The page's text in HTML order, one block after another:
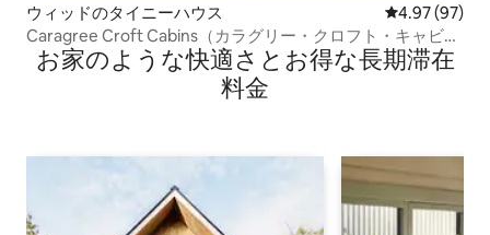
ウィッドのタイニーハウス レビュー97
4.97 (97)
Caragree Croft Cabins（カラグリー・クロフト・キャビン
ズ） （ポッド1）
お家のような快⁠適⁠さ⁠とお⁠得⁠な長⁠期⁠滞⁠在
料⁠金